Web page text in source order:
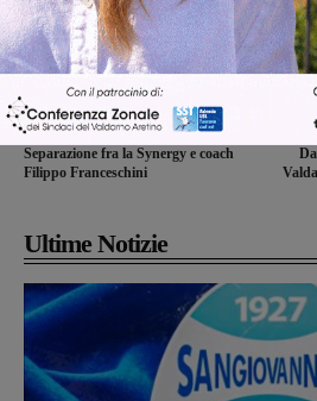
Articolo precedente
Separazione fra la Synergy e coach
Filippo Franceschini
Ultime Notizie